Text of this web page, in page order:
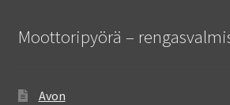
Moottoripyörä –
Avon